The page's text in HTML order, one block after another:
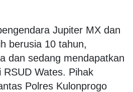
Jupiter MX dan
berusia 10 tahun,
dan sedang mendapatkan
Wates. Pihak
Polres Kulonprogo